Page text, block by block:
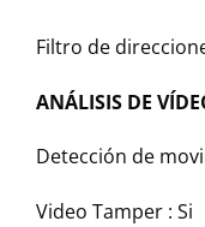
Filtro de
ANÁLISIS DE
Detección de
Video Tamper : Si